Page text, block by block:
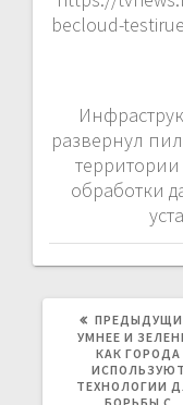
becloud-
развернул
обработки
УМНЕЕ И
КАК ГОРОДА
ИСПОЛЬЗУЮТ
ТЕХНОЛОГИИ